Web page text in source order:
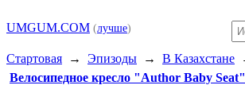
UMGUM.COM (лучше)
Стартовая → Эпизоды → В Казахстане
Велосипедное кресло "Author Baby Seat"